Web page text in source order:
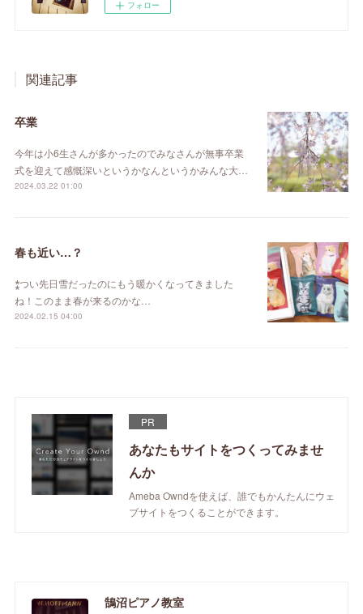
フォロー
関連記事
卒業
今年は小6生さんが多かったのでみなさんが無事卒業
式を迎えて感慨深いというかなんというかみんな大…
2024.03.22 01:00
春も近い…？
⁑つい先日雪だったのにもう暖かくなってきました
ね！このまま春が来るのかな…
2024.02.15 04:00
PR
あなたもサイトをつくってみませ
んか
Ameba Owndを使えば、誰でもかんたんにウェ
ブサイトをつくることができます。
鵠沼ピアノ教室